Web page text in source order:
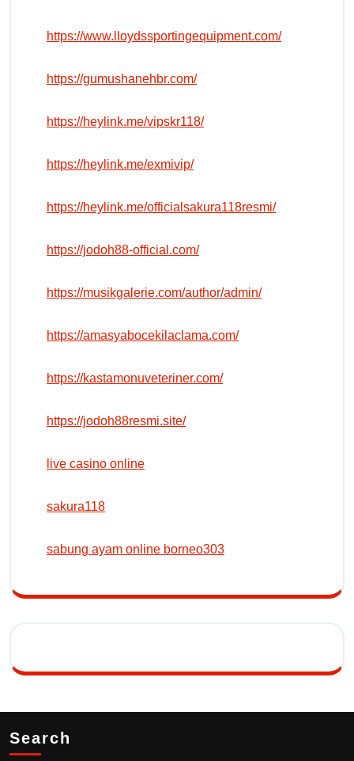
https://www.lloydssportingequipment.com/
https://gumushanehbr.com/
https://heylink.me/vipskr118/
https://heylink.me/exmivip/
https://heylink.me/officialsakura118resmi/
https://jodoh88-official.com/
https://musikgalerie.com/author/admin/
https://amasyabocekilaclama.com/
https://kastamonuveteriner.com/
https://jodoh88resmi.site/
live casino online
sakura118
sabung ayam online borneo303
Search